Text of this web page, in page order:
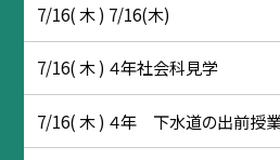
7/16( 木 ) 7/16(木)
7/16( 木 ) ４年社会科見学
7/16( 木 ) ４年 下水道の出前授